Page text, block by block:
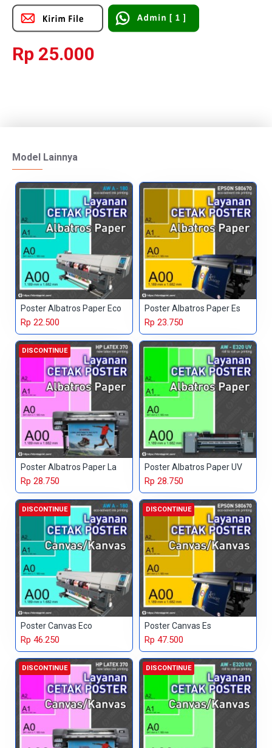
Rp 25.000
Model Lainnya
Poster Albatros Paper Eco
Rp 22.500
Poster Albatros Paper Es
Rp 23.750
DISCONTINUE
Poster Albatros Paper La
Rp 28.750
Poster Albatros Paper UV
Rp 28.750
DISCONTINUE
Poster Canvas Eco
Rp 46.250
DISCONTINUE
Poster Canvas Es
Rp 47.500
DISCONTINUE DISCONTINUE